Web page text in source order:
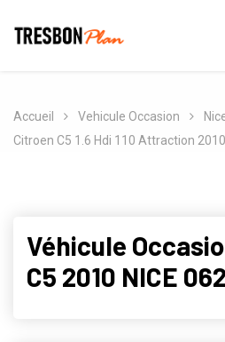
Accueil Vehicule Occasion
Citroen C5 1.6 Hdi 110 Attraction 2010
Véhicule
C5 2010 NICE